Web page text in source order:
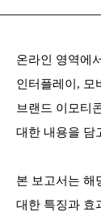
온라인 영역에
인터플레이, 모
브랜드 이모티
대한 내용을 담
본 보고서는 해
대한 특징과 효